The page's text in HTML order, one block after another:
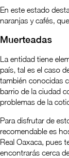
En este estado
naranjas y cafés,
Muerteadas
La entidad tiene
país, tal es el caso
también conocidas
barrio de la ciudad
problemas de la
Para disfrutar de
recomendable es
Real Oaxaca, pues
encontrarás cerca